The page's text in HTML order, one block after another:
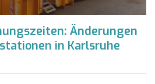
Änderungen
in Karlsruhe